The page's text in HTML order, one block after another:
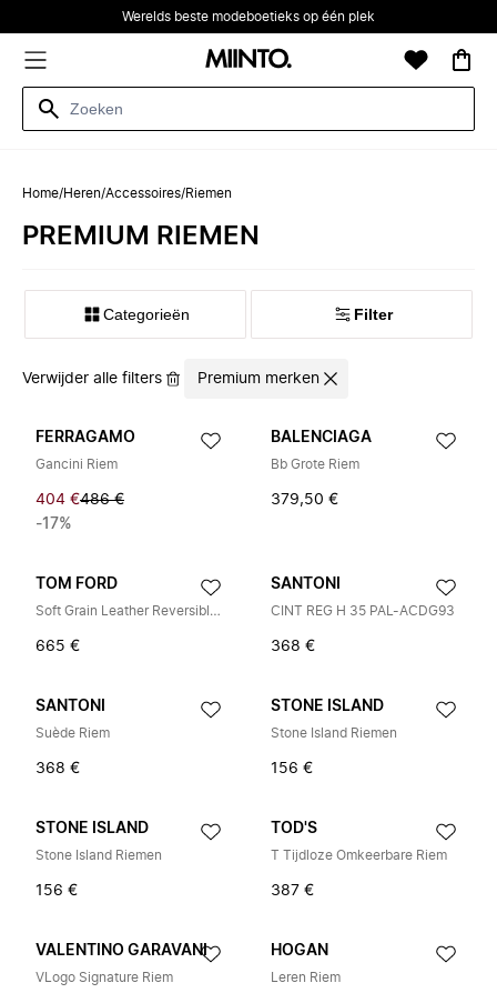
Werelds beste modeboetieks op één plek
Home/Heren/Accessoires/Riemen
PREMIUM RIEMEN
Categorieën Filter
Verwijder alle filters Premium merken
FERRAGAMO
Gancini Riem
404 €486 €
-17%
BALENCIAGA
Bb Grote Riem
379,50 €
TOM FORD
Soft Grain Leather Reversible T Belt 40 mm
665 €
SANTONI
CINT REG H 35 PAL-ACDG93
368 €
SANTONI
Suède Riem
368 €
STONE ISLAND
Stone Island Riemen
156 €
STONE ISLAND
Stone Island Riemen
156 €
TOD'S
T Tijdloze Omkeerbare Riem
387 €
VALENTINO GARAVANI
VLogo Signature Riem
HOGAN
Leren Riem